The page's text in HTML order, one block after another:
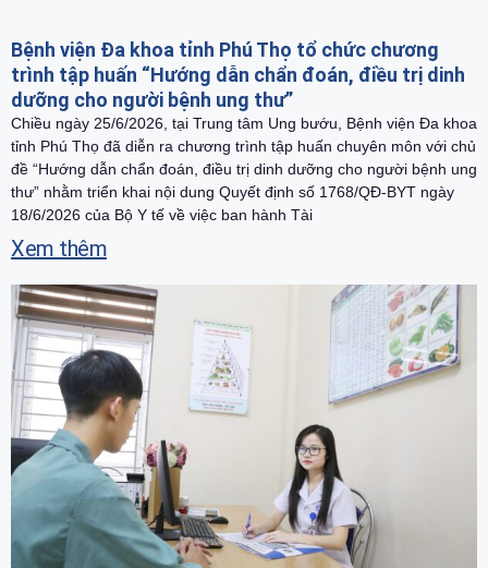
Bệnh viện Đa khoa tỉnh Phú Thọ tổ chức chương
trình tập huấn “Hướng dẫn chẩn đoán, điều trị dinh
dưỡng cho người bệnh ung thư”
Chiều ngày 25/6/2026, tại Trung tâm Ung bướu, Bệnh viện Đa khoa
tỉnh Phú Thọ đã diễn ra chương trình tập huấn chuyên môn với chủ
đề “Hướng dẫn chẩn đoán, điều trị dinh dưỡng cho người bệnh ung
thư” nhằm triển khai nội dung Quyết định số 1768/QĐ-BYT ngày
18/6/2026 của Bộ Y tế về việc ban hành Tài
Xem thêm